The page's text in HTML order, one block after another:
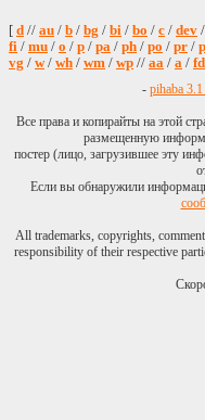
[ d // au / b / bg / bi / bo / c / dev /
fi / mu / o / p / pa / ph / po / pr /
vg / w/ wh / wm / wp // aa / a / fd
- pihaba
Все права и копирайты на этой
размещенную
постер (лицо, загрузившее эту
Если вы обнаружили
All trademarks, copyrights,
responsibility of their respective